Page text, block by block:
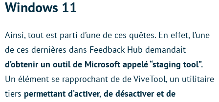
Windows 11
Ainsi, tout est parti d’une de ces quêtes. En effet, l’une
de ces dernières dans Feedback Hub demandait
d’obtenir un outil de Microsoft appelé “staging tool”.
Un élément se rapprochant de de ViveTool, un utilitaire
tiers permettant d’activer, de désactiver et de